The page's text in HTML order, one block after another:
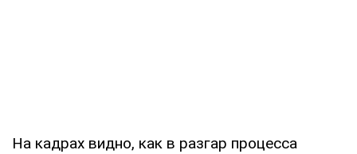
На кадрах видно, как в разгар процесса